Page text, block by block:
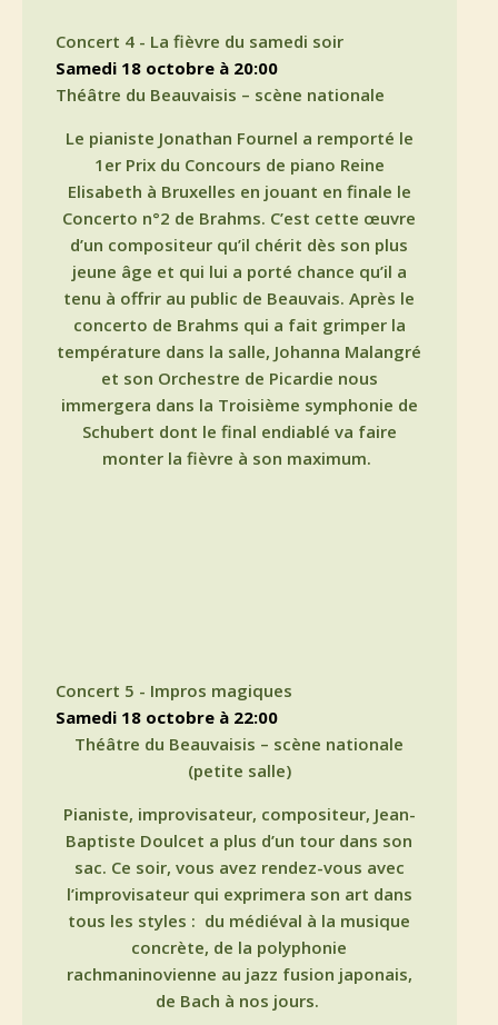
Concert 4 - La fièvre du samedi soir
samedi 18 octobre à 20:00
Théâtre du Beauvaisis – scène nationale
Le pianiste Jonathan Fournel a remporté le
1er Prix du Concours de piano Reine
Elisabeth à Bruxelles en jouant en finale le
Concerto n°2 de Brahms. C’est cette œuvre
d’un compositeur qu’il chérit dès son plus
jeune âge et qui lui a porté chance qu’il a
tenu à offrir au public de Beauvais. Après le
concerto de Brahms qui a fait grimper la
température dans la salle, Johanna Malangré
et son Orchestre de Picardie nous
immergera dans la Troisième symphonie de
Schubert dont le final endiablé va faire
monter la fièvre à son maximum.
Concert 5 - Impros magiques
samedi 18 octobre à 22:00
Théâtre du Beauvaisis – scène nationale
(petite salle)
Pianiste, improvisateur, compositeur, Jean-
Baptiste Doulcet a plus d’un tour dans son
sac. Ce soir, vous avez rendez-vous avec
l’improvisateur qui exprimera son art dans
tous les styles : du médiéval à la musique
concrète, de la polyphonie
rachmaninovienne au jazz fusion japonais,
de Bach à nos jours.